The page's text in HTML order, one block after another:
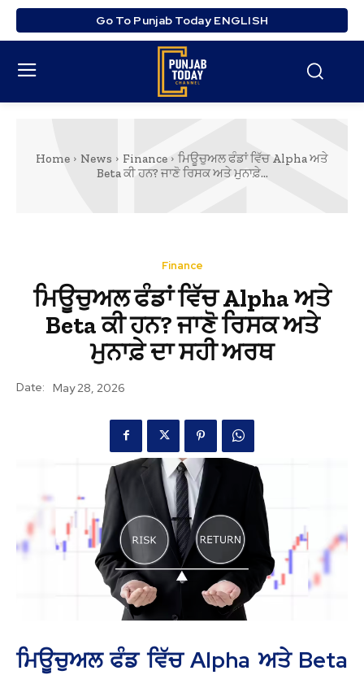
Go To Punjab Today ENGLISH
Home News Finance
ਮਿਊਚੁਅਲ ਫੰਡਾਂ ਵਿੱਚ Alpha ਅਤੇ
Beta ਕੀ ਹਨ? ਜਾਣੋ ਰਿਸਕ ਅਤੇ ਮੁਨਾਫ਼ੇ...
Finance
ਮਿਊਚੁਅਲ ਫੰਡਾਂ ਵਿੱਚ Alpha ਅਤੇ
Beta ਕੀ ਹਨ? ਜਾਣੋ ਰਿਸਕ ਅਤੇ
ਮੁਨਾਫ਼ੇ ਦਾ ਸਹੀ ਅਰਥ
Date: May 28, 2026
ਮਿਊਚੁਅਲ ਫੰਡ ਵਿੱਚ Alpha ਅਤੇ Beta